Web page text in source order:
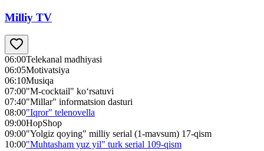
Milliy TV
06:00Telekanal madhiyasi
06:05Motivatsiya
06:10Musiqa
07:00"M-cocktail" ko‘rsatuvi
07:40"Millar" informatsion dasturi
08:00"Iqror" telenovella
09:00HopShop
09:00"Yolgiz qoying" milliy serial (1-mavsum) 17-qism
10:00"Muhtasham yuz yil" turk serial 109-qism